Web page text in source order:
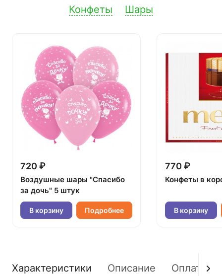
Конфеты Шары
720 ₽
Воздушные шары "Спасибо
за дочь" 5 штук
В корзину Подробнее
770 ₽
Конфеты в
В корзину
Характеристики Описание Оплата